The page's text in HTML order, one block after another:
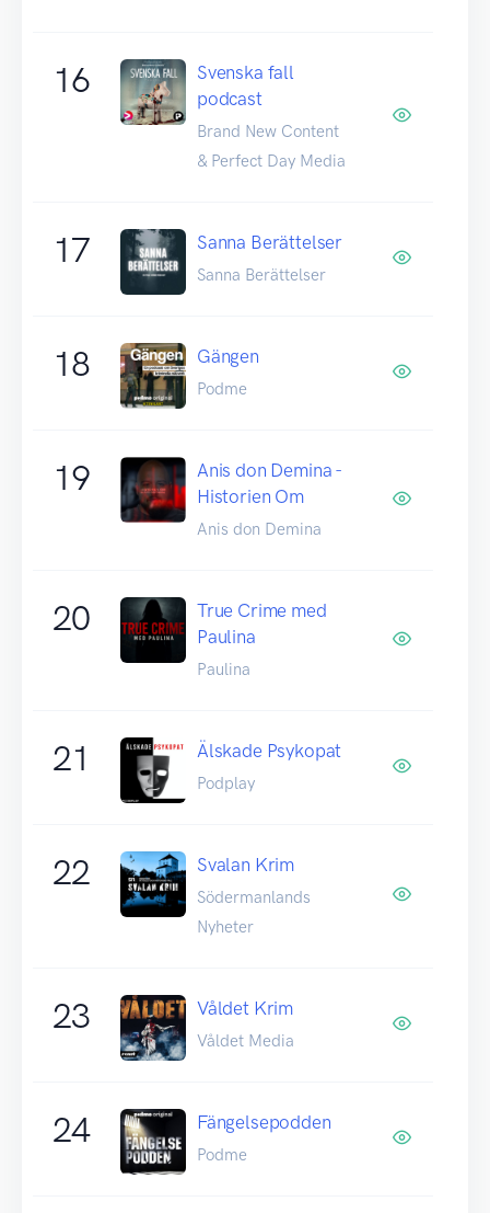
16
Svenska fall
podcast
Brand New Content
& Perfect Day Media
17 Sanna Berättelser
Sanna Berättelser
18 Gängen
Podme
19
Anis don Demina -
Historien Om
Anis don Demina
20
True Crime med
Paulina
Paulina
21 Älskade Psykopat
Podplay
22 Svalan Krim
Södermanlands
Nyheter
23 Våldet Krim
Våldet Media
24 Fängelsepodden
Podme